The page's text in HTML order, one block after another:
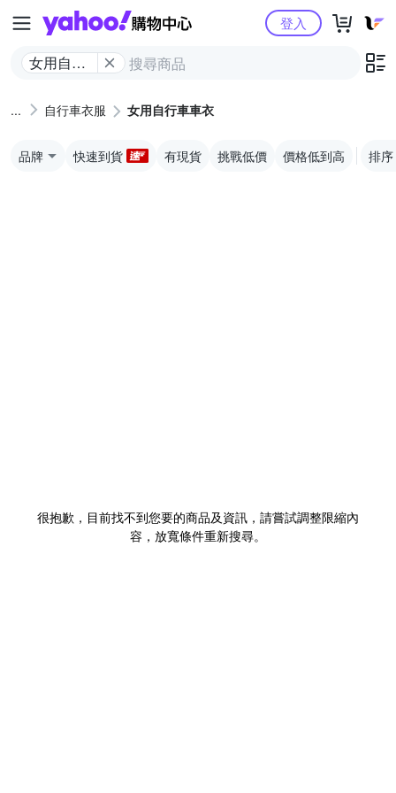
Yahoo購物中心
女用自行
登入
自行車衣服 女用自行車車衣
品牌 快速到貨 有現貨 挑戰低價 價格低到高 排序
很抱歉，目前找不到您要的商品及資訊，請嘗試調整限縮內
容，放寬條件重新搜尋。